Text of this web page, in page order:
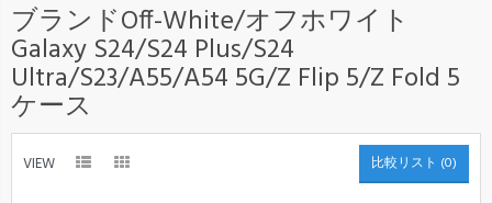
ブランドOff-White/オフホワイト
Galaxy S24/S24 Plus/S24
Ultra/S23/A55/A54 5G/Z Flip 5/Z Fold 5
ケース
VIEW 比較リスト (0)